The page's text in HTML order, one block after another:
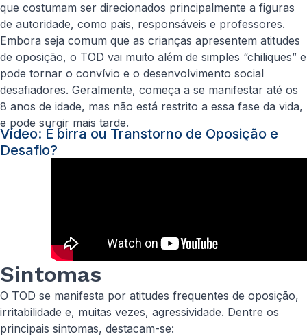
que costumam ser direcionados principalmente a figuras
de autoridade, como pais, responsáveis e professores.
Embora seja comum que as crianças apresentem atitudes
de oposição, o TOD vai muito além de simples “chiliques” e
pode tornar o convívio e o desenvolvimento social
desafiadores. Geralmente, começa a se manifestar até os
8 anos de idade, mas não está restrito a essa fase da vida,
e pode surgir mais tarde.
Vídeo: É birra ou Transtorno de Oposição e
Desafio?
Sintomas
O TOD se manifesta por atitudes frequentes de oposição,
irritabilidade e, muitas vezes, agressividade. Dentre os
principais sintomas, destacam-se: